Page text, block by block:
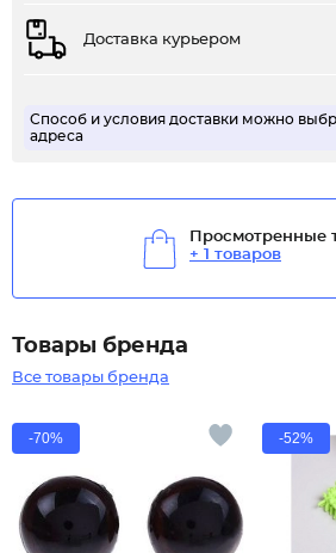
Доставка курьером
Способ и условия доставки можно
адреса
Просмотренные
+ 1 товаров
Товары бренда
Все товары бренда
-70% -52%